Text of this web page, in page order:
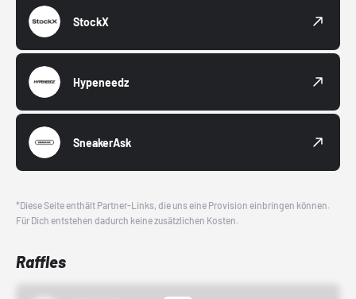
StockX
Hypeneedz
SneakerAsk
*Diese Seite enthält Partner-Links, die uns eine Provision einbringen können.
Für Dich entstehen dadurch keine zusätzlichen Kosten.
Raffles